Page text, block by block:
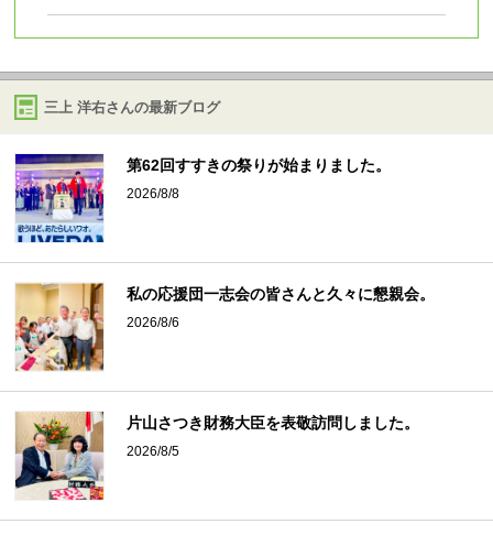
三上 洋右さんの最新ブログ
第62回すすきの祭りが始まりました。
2026/8/8
私の応援団一志会の皆さんと久々に懇親会。
2026/8/6
片山さつき財務大臣を表敬訪問しました。
2026/8/5